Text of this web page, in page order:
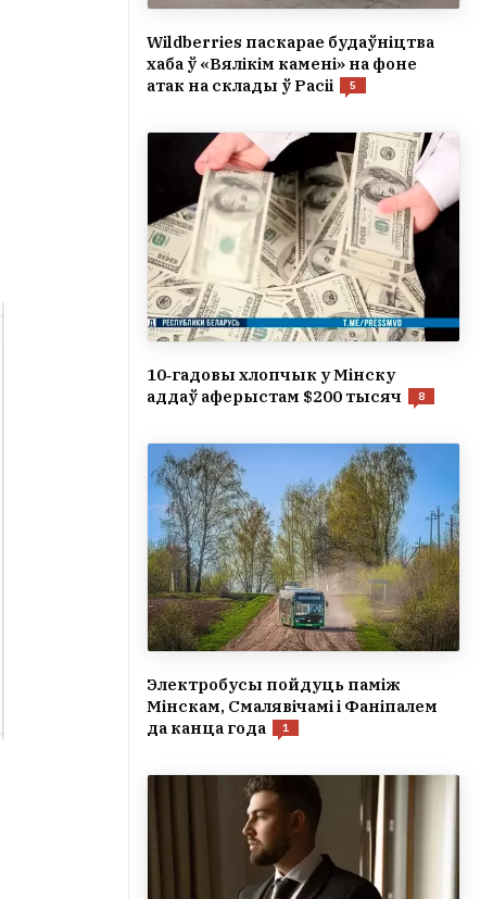
Wildberries паскарае будаўніцтва
хаба ў «Вялікім камені» на фоне
атак на склады ў Расіі
5
10‑гадовы хлопчык у Мінску
аддаў аферыстам $200 тысяч
8
Электробусы пойдуць паміж
Мінскам, Смалявічамі і Фаніпалем
да канца года
1